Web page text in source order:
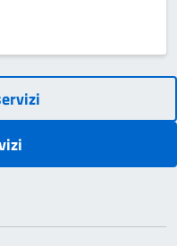
PER LA COSTITUZIONE